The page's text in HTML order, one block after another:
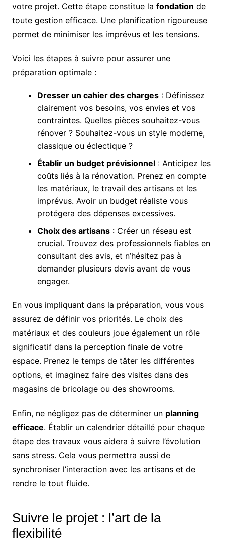
votre projet. Cette étape constitue la fondation de
toute gestion efficace. Une planification rigoureuse
permet de minimiser les imprévus et les tensions.
Voici les étapes à suivre pour assurer une
préparation optimale :
Dresser un cahier des charges: Définissez
clairement vos besoins, vos envies et vos
contraintes. Quelles pièces souhaitez-vous
rénover ? Souhaitez-vous un style moderne,
classique ou éclectique ?
Établir un budget prévisionnel: Anticipez les
coûts liés à la rénovation. Prenez en compte
les matériaux, le travail des artisans et les
imprévus. Avoir un budget réaliste vous
protégera des dépenses excessives.
Choix des artisans: Créer un réseau est
crucial. Trouvez des professionnels fiables en
consultant des avis, et n’hésitez pas à
demander plusieurs devis avant de vous
engager.
En vous impliquant dans la préparation, vous vous
assurez de définir vos priorités. Le choix des
matériaux et des couleurs joue également un rôle
significatif dans la perception finale de votre
espace. Prenez le temps de tâter les différentes
options, et imaginez faire des visites dans des
magasins de bricolage ou des showrooms.
Enfin, ne négligez pas de déterminer un planning
efficace. Établir un calendrier détaillé pour chaque
étape des travaux vous aidera à suivre l’évolution
sans stress. Cela vous permettra aussi de
synchroniser l’interaction avec les artisans et de
rendre le tout fluide.
Suivre le projet : l’art de la
flexibilité